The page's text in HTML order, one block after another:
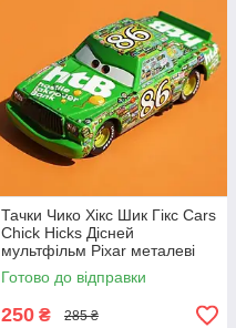
Тачки Чико Хікс Шик Гікс Cars
Chick Hicks Дісней
мультфільм Pixar металеві
машинки
Готово до відправки
250 ₴ 285 ₴